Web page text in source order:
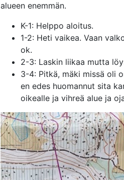
alueen enemmän.
K-1: Helppo aloitus.
1-2: Heti vaikea. Vaan
ok.
2-3: Laskin liikaa mutta
3-4: Pitkä, mäki missä oli
en edes huomannut sita
oikealle ja vihreä alue ja